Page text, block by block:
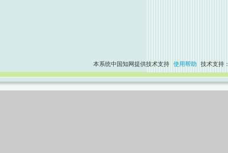
本系统中国知网提供技术支持 使用帮助 技术支持：